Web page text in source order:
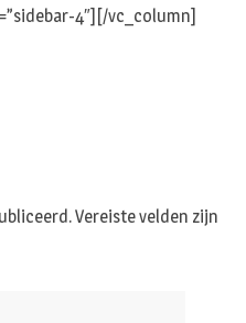
4″][/vc_column]
Vereiste velden zijn